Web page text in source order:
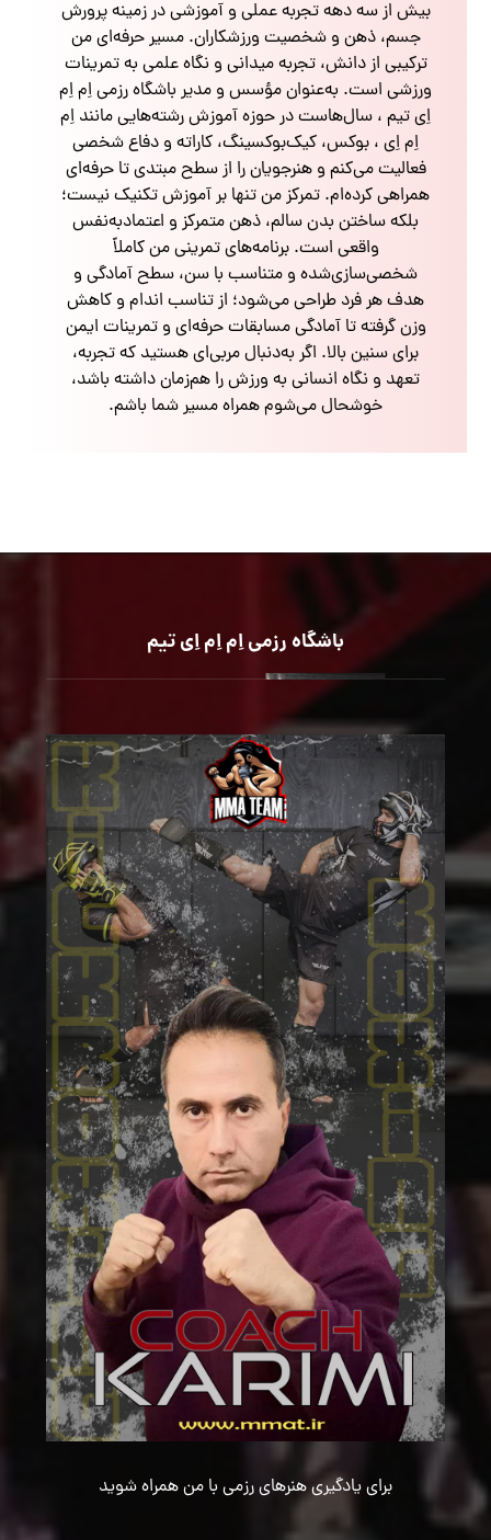
بیش از سه دهه تجربه عملی و آموزشی در زمینه پرورش
جسم، ذهن و شخصیت ورزشکاران. مسیر حرفه‌ای من
ترکیبی از دانش، تجربه میدانی و نگاه علمی به تمرینات
ورزشی است. به‌عنوان مؤسس و مدیر باشگاه رزمی اِم اِم
اِی تیم ، سال‌هاست در حوزه آموزش رشته‌هایی مانند اِم
اِم اِی ، بوکس، کیک‌بوکسینگ، کاراته و دفاع شخصی
فعالیت می‌کنم و هنرجویان را از سطح مبتدی تا حرفه‌ای
همراهی کرده‌ام. تمرکز من تنها بر آموزش تکنیک نیست؛
بلکه ساختن بدن سالم، ذهن متمرکز و اعتمادبه‌نفس
واقعی است. برنامه‌های تمرینی من کاملاً
شخصی‌سازی‌شده و متناسب با سن، سطح آمادگی و
هدف هر فرد طراحی می‌شود؛ از تناسب اندام و کاهش
وزن گرفته تا آمادگی مسابقات حرفه‌ای و تمرینات ایمن
برای سنین بالا. اگر به‌دنبال مربی‌ای هستید که تجربه،
تعهد و نگاه انسانی به ورزش را هم‌زمان داشته باشد،
خوشحال می‌شوم همراه مسیر شما باشم.
باشگاه رزمی اِم اِم اِی تیم
برای یادگیری هنرهای رزمی با من همراه شوید